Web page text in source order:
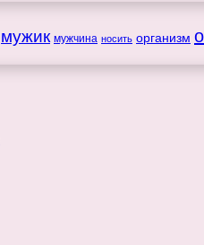
мужик мужчина носить организм